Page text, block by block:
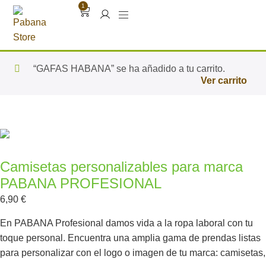
1
“GAFAS HABANA” se ha añadido a tu carrito.
Ver carrito
Camisetas personalizables para marca
PABANA PROFESIONAL
6,90 €
En PABANA Profesional damos vida a la ropa laboral con tu
toque personal. Encuentra una amplia gama de prendas listas
para personalizar con el logo o imagen de tu marca: camisetas,